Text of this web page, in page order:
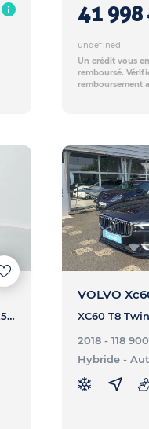
41 998
undefined
Un crédit vous
remboursé.
remboursement
PHEV 258 LUXURY - HS PHEV 258 LUXURY
VOLVO
2018 - 118
Hybride -